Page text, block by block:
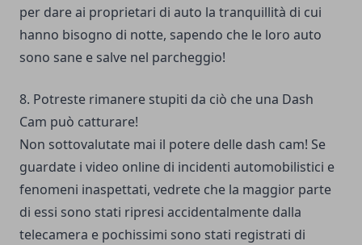
per dare ai proprietari di auto la tranquillità di cui
hanno bisogno di notte, sapendo che le loro auto
sono sane e salve nel parcheggio!
8. Potreste rimanere stupiti da ciò che una Dash
Cam può catturare!
Non sottovalutate mai il potere delle dash cam! Se
guardate i video online di incidenti automobilistici e
fenomeni inaspettati, vedrete che la maggior parte
di essi sono stati ripresi accidentalmente dalla
telecamera e pochissimi sono stati registrati di